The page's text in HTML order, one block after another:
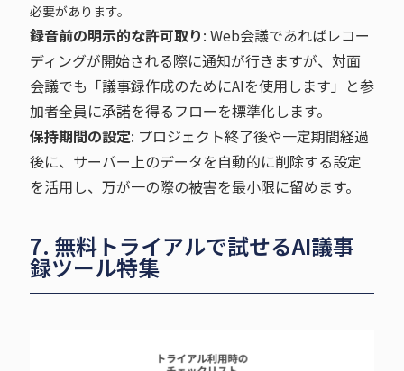
必要があります。
録音前の明示的な許可取り: Web会議であればレコー
ディングが開始される際に通知が行きますが、対面
会議でも「議事録作成のためにAIを使用します」と参
加者全員に承諾を得るフローを標準化します。
保持期間の設定: プロジェクト終了後や一定期間経過
後に、サーバー上のデータを自動的に削除する設定
を活用し、万が一の際の被害を最小限に留めます。
7. 無料トライアルで試せるAI議事
録ツール特集